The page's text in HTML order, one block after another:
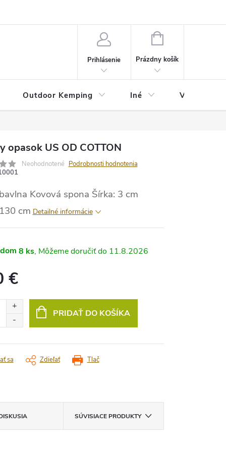
Prihlásenie
NÁKUPNÝ
Prázdny košík
Outdoor Kemping Iné Veľkostná
opasok US OD COTTON
Neohodnotené Podrobnosti hodnotenia
Kovová spona Šírka: 3 cm
cm Detailné informácie
8 ks 11.8.2026
€
PRIDAŤ DO KOŠÍKA
Tlač
sa Zdieľať
SÚVISIACE PRODUKTY